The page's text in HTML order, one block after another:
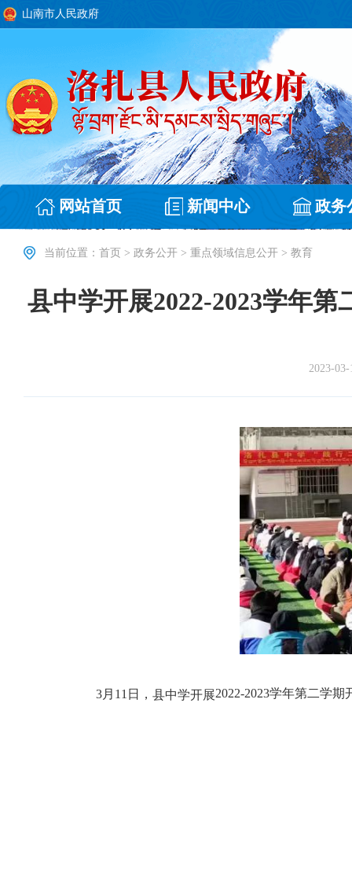
山南市人民政府
网站首页 新闻中心 政务
当前位置： 首页 > 政务公开 > 重点领域信息公开 > 教育
县中学开展2022-2023学年
2023-
3月11日， 县中学开展2022-2023学年第二学